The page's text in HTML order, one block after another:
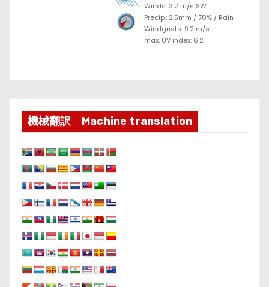
Winds: 3.2 m/s SW
Precip.: 2.5mm /70% / Rain
Windgusts: 9.2 m/s
max. UV index: 6.2
機械翻訳 Machine translation